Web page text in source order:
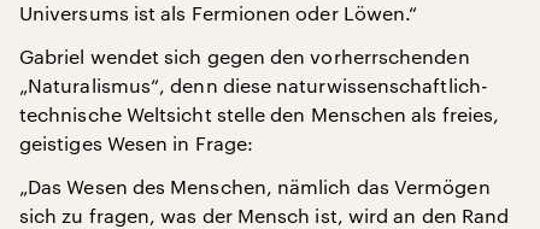
Universums ist als Fermionen oder Löwen.“
Gabriel wendet sich gegen den vorherrschenden
„Naturalismus“, denn diese naturwissenschaftlich-
technische Weltsicht stelle den Menschen als freies,
geistiges Wesen in Frage:
„Das Wesen des Menschen, nämlich das Vermögen
sich zu fragen, was der Mensch ist, wird an den Rand